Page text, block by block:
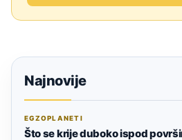
Najnovije
EGZOPLANETI
Što se krije duboko ispod